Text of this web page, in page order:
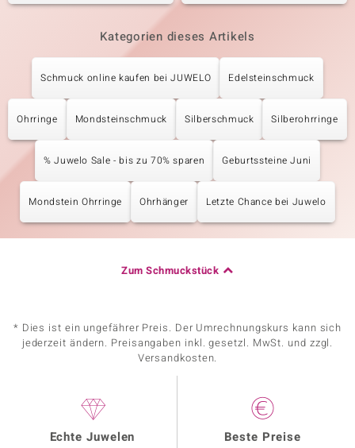
Kategorien dieses Artikels
Schmuck online kaufen bei JUWELO Edelsteinschmuck
Ohrringe Mondsteinschmuck Silberschmuck Silberohrringe
% Juwelo Sale - bis zu 70% sparen Geburtssteine Juni
Mondstein Ohrringe Ohrhänger Letzte Chance bei Juwelo
Zum Schmuckstück
* Dies ist ein ungefährer Preis. Der Umrechnungskurs kann sich
jederzeit ändern. Preisangaben inkl. gesetzl. MwSt. und zzgl.
Versandkosten.
Echte Juwelen Beste Preise